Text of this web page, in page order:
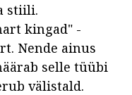
stiili.
kingad" -
Nende ainus
selle tüübi
välistald.